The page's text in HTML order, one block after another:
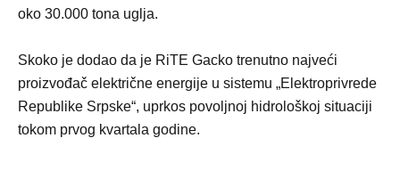
oko 30.000 tona uglja.
Skoko je dodao da je RiTE Gacko trenutno najveći
proizvođač električne energije u sistemu „Elektroprivrede
Republike Srpske“, uprkos povoljnoj hidrološkoj situaciji
tokom prvog kvartala godine.